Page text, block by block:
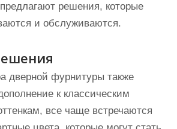
решения, которые
и обслуживаются.
дверной фурнитуры также
к классическим
все чаще встречаются